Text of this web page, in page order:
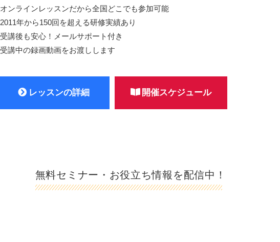
ンラインレッスンだから全国どこでも参加可能
年から150回を超える研修実績あり
講後も安心！メールサポート付き
講中の録画動画をお渡しします
レッスンの詳細 開催スケジュール
無料セミナー・お役立ち情報を配信中！